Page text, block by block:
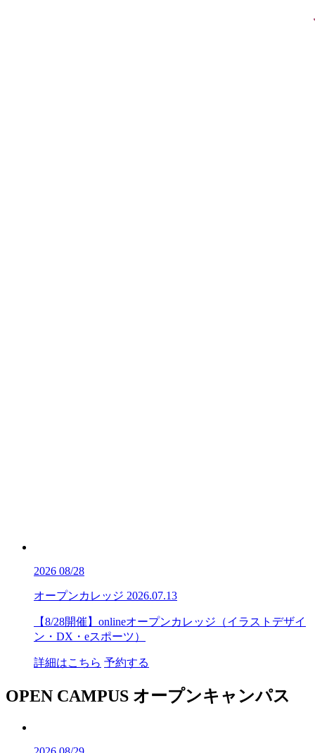
2026 08/28
オープンカレッジ 2026.07.13
【8/28開催】onlineオープンカレッジ（イラストデザイ
ン・DX・eスポーツ）
詳細はこちら 予約する
OPEN CAMPUS オープンキャンパス